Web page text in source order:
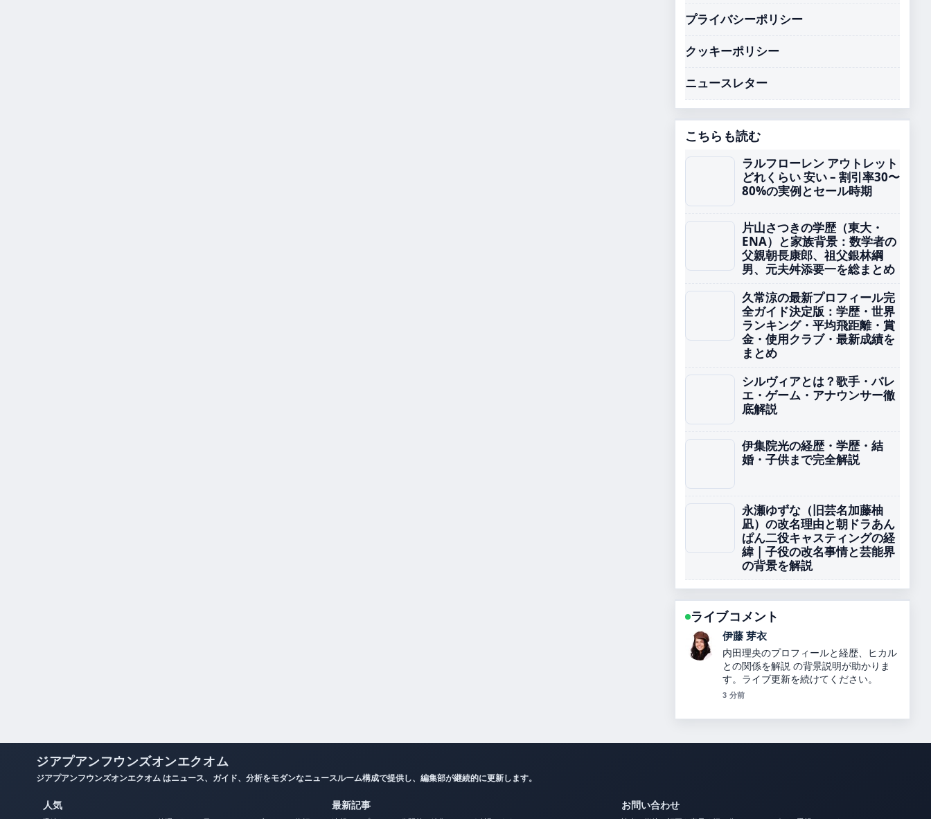
プライバシーポリシー
クッキーポリシー
ニュースレター
こちらも読む
ラルフローレン アウトレット
どれくらい 安い – 割引率30〜
80%の実例とセール時期
片山さつきの学歴（東大・
ENA）と家族背景：数学者の
父親朝長康郎、祖父銀林綱
男、元夫舛添要一を総まとめ
久常涼の最新プロフィール完
全ガイド決定版：学歴・世界
ランキング・平均飛距離・賞
金・使用クラブ・最新成績を
まとめ
シルヴィアとは？歌手・バレ
エ・ゲーム・アナウンサー徹
底解説
伊集院光の経歴・学歴・結
婚・子供まで完全解説
永瀬ゆずな（旧芸名加藤柚
凪）の改名理由と朝ドラあん
ぱん二役キャスティングの経
緯 | 子役の改名事情と芸能界
の背景を解説
ライブコメント
鈴木 蒼
坂本花織の結婚相手や引退理由、世界選
手権4連覇、2026年五輪銀メダル、綺麗
になった理由を解説【最新情報】 の報道
は丁寧で、流れを追いやすいです。
ジアプアンフウンズオンエクオム
ジアプアンフウンズオンエクオム はニュース、ガイド、分析をモダンなニュースルーム構成で提供し、編集部が継続的に更新します。
人気 最新記事 お問い合わせ